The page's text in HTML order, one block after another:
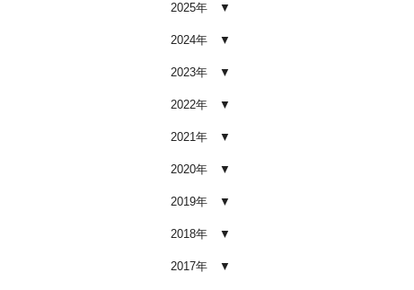
2026.02.03
車内クリーニング業者の選び方｜
つのポイント
2026.02.02
果を感じない人が見落としている3
つの原因
自分でできる？プロに頼むべき境
2026.01.05
2025年
2024年
2023年
2022年
2021年
2020年
2019年
2018年
2017年